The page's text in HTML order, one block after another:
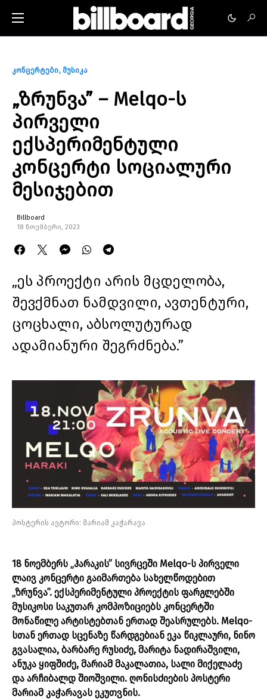
კონცერტები მუსიკა
„ზრუნვა” – Melqo-ს
პირველი
ექსპერიმენტული
კონცერტი სოციალური
მესიჯებით
Billboard
18 ნოემბერი, 2023
„ეს პროექტი არის მცდელობა,
შევქმნათ ნამდვილი, ავთენტური,
ცოცხალი, აბსოლუტურად
ადამიანური შეგრძნება.”
პოსტერის ავტორი: მარიამ კაჭარავა
18 ნოემბერს „ჰარაკის” სივრცეში Melqo-ს პირველი
ლაივ კონცერტი გაიმართება სახელწოდებით
„ზრუნვა”. ექსპერიმენტული პროექტის ფარგლებში
მუსიკოსი საკუთარ კომპოზიციებს კონცერტში
მონაწილე არტისტებთან ერთად შეასრულებს. Melqo-
სთან ერთად სცენაზე წარდგებიან ეკა წიკლაური, ნინო
გვასალია, ბარბარე რუსიძე, მარიტა ნადირაშვილი,
ანუკა ყიფშიძე, მარიამ მაკალათია, სალი მიქელაძე
და არჩიბალდ შიოშვილი. ღონისძიების პოსტერი
მარიამ კაჭარავას ეკუთვნის.